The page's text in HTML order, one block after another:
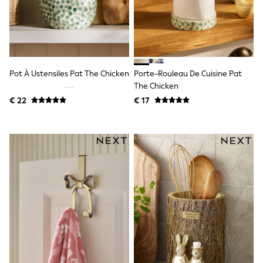
Knitwear
Trousers & Leggings
Sets & Outfits
Nightwear & Pyjamas
Jumpsuits & Playsuits
Jeans
Shirts & Blouses
Swimwear
Sportswear
All Holiday Shop
Dresses
Shorts
Skirts
Sandals & Sliders
Rash Vests
Sun Safe Swimwear
Sun Hats & Caps
Denim Jackets
Raincoats
Pot À Ustensiles Pat The Chicken
€ 22
Porte-Rouleau De Cuisine Pat
The Chicken
€ 17